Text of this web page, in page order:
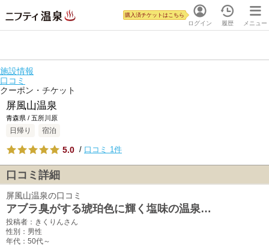
ログイン
購入済チケットはこちら
履歴 メニュー
施設情報
口コミ
クーポン・チケット
屏風山温泉
青森県 / 五所川原
日帰り 宿泊
5.0 / 口コミ 1件
口コミ詳細
屏風山温泉の口コミ
アブラ臭がする琥珀色に輝く塩味の温泉…
投稿者：きくりんさん
性別：男性
年代：50代～